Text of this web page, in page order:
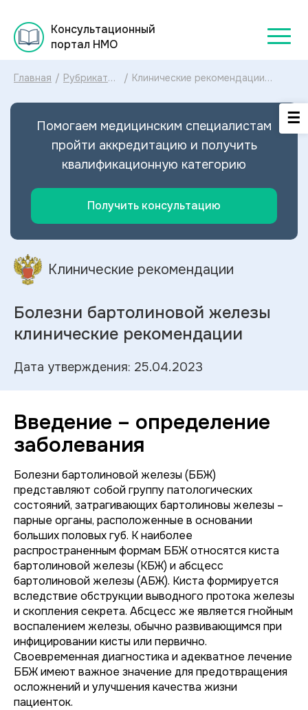
Консультационный
портал НМО
Главная / Рубрикатор
рекомендаций
/ Клинические рекомендации
МКБ-10: диагностика и лечение
2023
Помогаем медицинским специалистам
пройти аккредитацию и получить
квалификационную категорию
Получить консультацию
Клинические рекомендации
Болезни бартолиновой железы
клинические рекомендации
Дата утверждения: 25.04.2023
Введение – определение
заболевания
Болезни бартолиновой железы (ББЖ)
представляют собой группу патологических
состояний, затрагивающих бартолиновы железы –
парные органы, расположенные в основании
больших половых губ. К наиболее
распространенным формам ББЖ относятся киста
бартолиновой железы (КБЖ) и абсцесс
бартолиновой железы (АБЖ). Киста формируется
вследствие обструкции выводного протока железы
и скопления секрета. Абсцесс же является гнойным
воспалением железы, обычно развивающимся при
инфицировании кисты или первично.
Своевременная диагностика и адекватное лечение
ББЖ имеют важное значение для предотвращения
осложнений и улучшения качества жизни
пациенток.